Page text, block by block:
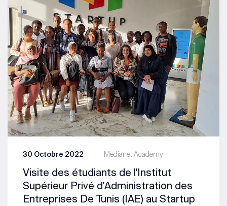
Medianet Academy
30 Octobre 2022
Visite des étudiants de l'Institut
Supérieur Privé d'Administration des
Entreprises De Tunis (IAE) au Startup